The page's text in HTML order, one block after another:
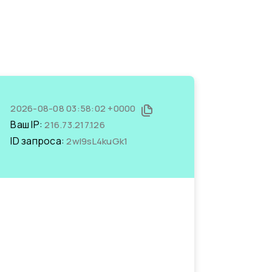
2026-08-08 03:58:02 +0000
Ваш IP:216.73.217.126
ID запроса:2wI9sL4kuGk1